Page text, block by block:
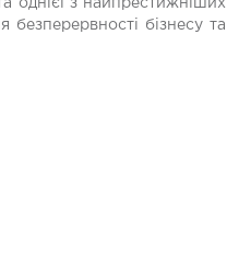
однієї з найпрестижніших
бізнесу та